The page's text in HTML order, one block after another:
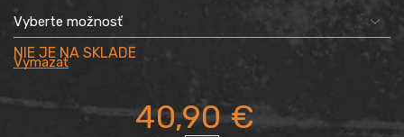
Vymazať
40,90€